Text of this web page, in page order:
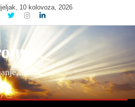
10 kolovoza, 2026
istina